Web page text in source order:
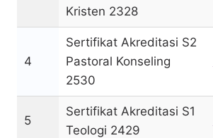
Kristen 2328
4
Sertifikat Akreditasi S2
Pastoral Konseling
2530
5
Sertifikat Akreditasi S1
Teologi 2429